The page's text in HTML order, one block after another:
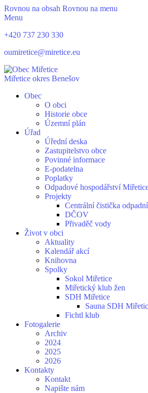
Rovnou na obsah Rovnou na menu
Menu
+420 737 230 330
oumiretice@miretice.eu
Miřetice okres Benešov
Obec
O obci
Historie obce
Územní plán
Úřad
Úřední deska
Zastupitelstvo obce
Povinné informace
E-podatelna
Poplatky
Odpadové hospodářství
Projekty
Centrální čistička
DČOV
Přivaděč vody
Život v obci
Aktuality
Kalendář akcí
Knihovna
Spolky
Sokol Miřetice
Miřetický klub žen
SDH Miřetice
Sauna SDH
Fichtl klub
Fotogalerie
Archiv
2024
2025
2026
Kontakty
Kontakt
Napište nám